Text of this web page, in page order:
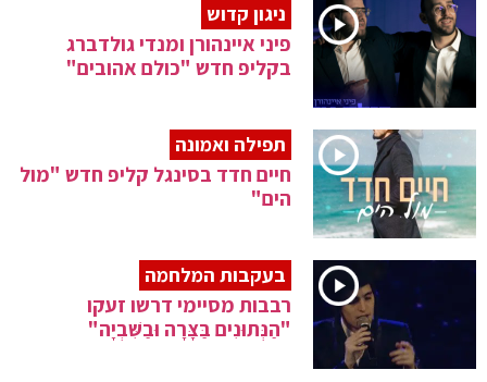
ניגון קדוש
פיני איינהורן ומנדי גולדברג
בקליפ חדש "כולם אהובים"
תפילה ואמונה
חיים חדד בסינגל קליפ חדש "מול
הים"
בעקבות המלחמה
רבבות מסיימי דרשו זעקו
"הַנְּתוּנִים בַּצָּרָה וּבַשִּׁבְיָה"